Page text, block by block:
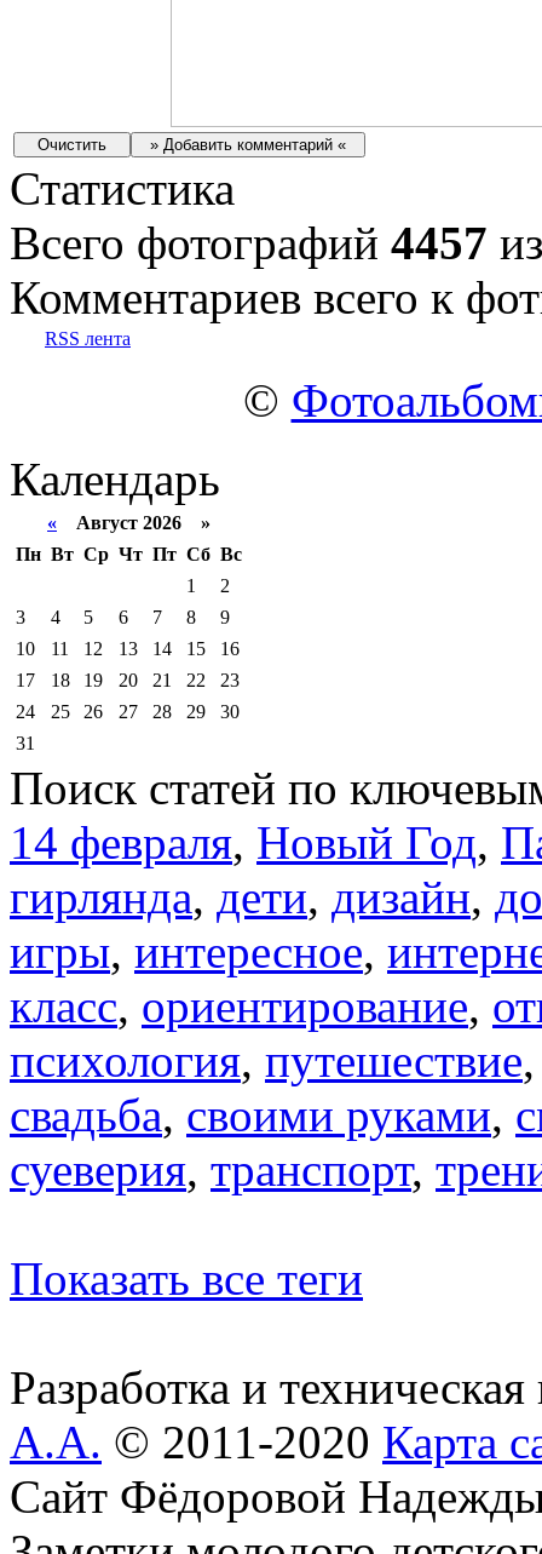
Статистика
Всего фотографий 4457
Комментариев всего к
RSS лента
©
Календарь
« Август 2026 »
Пн Вт Ср Чт Пт Сб Вс
1
2
3
4 5 6 7 8
9
10
11 12 13 14 15
16
17
18 19 20 21 22
23
24
25 26 27 28 29
30
31
Поиск статей по
14 февраля, Новый Год,
гирлянда, дети, дизайн,
игры, интересное,
класс, ориентирование,
психология, путешествие
свадьба, своими руками,
суеверия, транспорт,
Показать все теги
Разработка и
А.А. © 2011-2020 Карта
Сайт Фёдоровой